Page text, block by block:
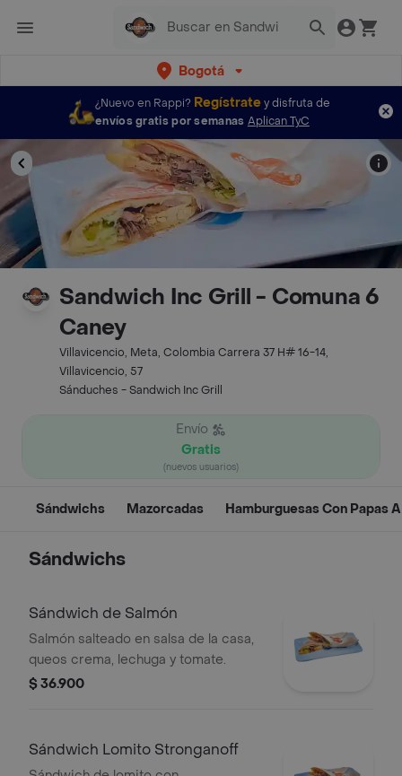
Bogotá
¿Nuevo en Rappi? Regístratey disfruta de
envíos gratis por semanas Aplican TyC
Sandwich Inc Grill - Comuna 6
Caney
Villavicencio, Meta, Colombia Carrera 37 H# 16-14,
Villavicencio, 57
Sánduches - Sandwich Inc Grill
Envío
Gratis
(nuevos usuarios)
Sándwichs Mazorcadas Hamburguesas Con Papas
Sándwichs
Sándwich de Salmón
Salmón salteado en salsa de la casa,
queos crema, lechuga y tomate.
$ 36.900
Sándwich Lomito Stronganoff